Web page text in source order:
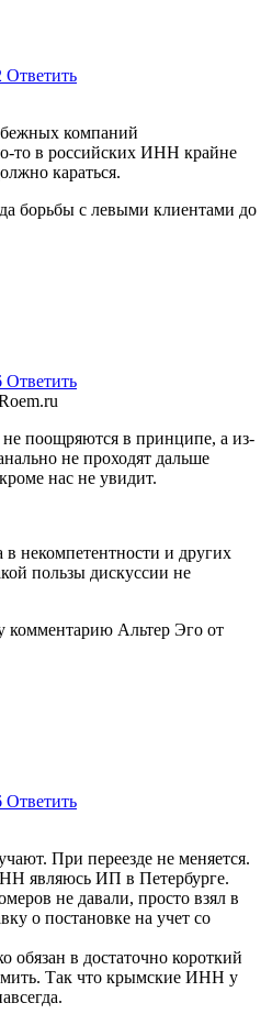
Ответить
компаний
то в российских ИНН крайне
караться.
борьбы с левыми клиентами до
Ответить
не поощряются в принципе, а из-
не проходят дальше
нас не увидит.
некомпетентности и других
пользы дискуссии не
комментарию Альтер Эго от
Ответить
При переезде не меняется.
являюсь ИП в Петербурге.
не давали, просто взял в
о постановке на учет со
обязан в достаточно короткий
Так что крымские ИНН у